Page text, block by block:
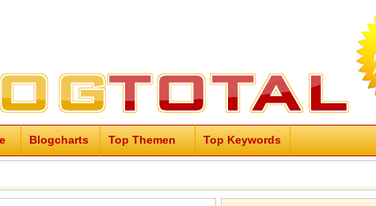
Blogcharts Top Themen Top Keywords